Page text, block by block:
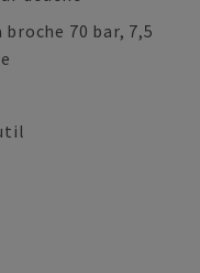
70 bar, 7,5